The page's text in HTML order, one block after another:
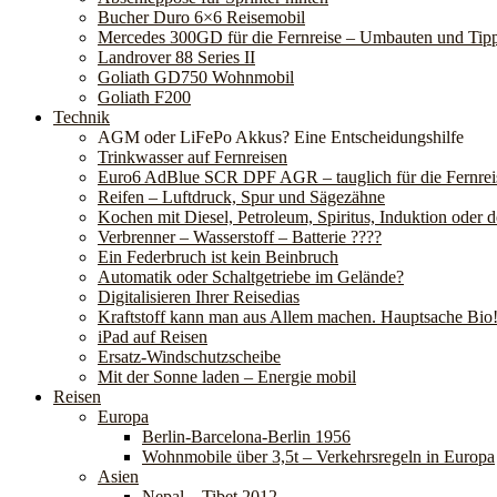
Bucher Duro 6×6 Reisemobil
Mercedes 300GD für die Fernreise – Umbauten und
Landrover 88 Series II
Goliath GD750 Wohnmobil
Goliath F200
Technik
AGM oder LiFePo Akkus? Eine Entscheidungshilfe
Trinkwasser auf Fernreisen
Euro6 AdBlue SCR DPF AGR – tauglich für die
Reifen – Luftdruck, Spur und Sägezähne
Kochen mit Diesel, Petroleum, Spiritus, Induktion oder
Verbrenner – Wasserstoff – Batterie ????
Ein Federbruch ist kein Beinbruch
Automatik oder Schaltgetriebe im Gelände?
Digitalisieren Ihrer Reisedias
Kraftstoff kann man aus Allem machen. Hauptsache Bio!
iPad auf Reisen
Ersatz-Windschutzscheibe
Mit der Sonne laden – Energie mobil
Reisen
Europa
Berlin-Barcelona-Berlin 1956
Wohnmobile über 3,5t – Verkehrsregeln in Europa
Asien